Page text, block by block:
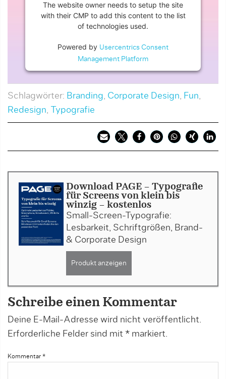
The website owner needs to setup the site
with their CMP to add this content to the list
of technologies used.
Powered by Usercentrics Consent
Management Platform
Schlagwörter: Branding, Corporate Design, Fun,
Redesign, Typografie
Download PAGE - Typografie
für Screens von klein bis
winzig - kostenlos
Small-Screen-Typografie:
Lesbarkeit, Schriftgrößen, Brand-
& Corporate Design
Produkt anzeigen
Schreibe einen Kommentar
Deine E-Mail-Adresse wird nicht veröffentlicht.
Erforderliche Felder sind mit * markiert.
Kommentar *